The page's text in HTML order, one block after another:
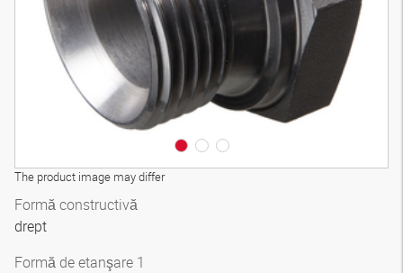
The product image may differ
Formă constructivă
drept
Formă de etanşare 1